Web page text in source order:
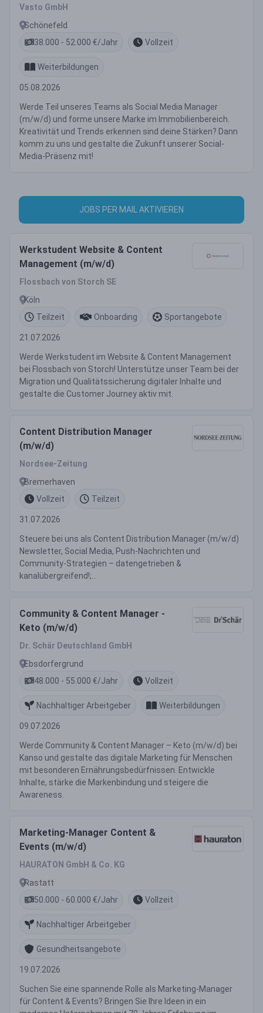
Vasto GmbH
Schönefeld
38.000 - 52.000 €/Jahr
Vollzeit
Weiterbildungen
05.08.2026
Werde Teil unseres Teams als Social Media Manager
(m/w/d) und forme unsere Marke im Immobilienbereich.
Kreativität und Trends erkennen sind deine Stärken? Dann
komm zu uns und gestalte die Zukunft unserer Social-
Media-Präsenz mit!
JOBS PER MAIL AKTIVIEREN
Werkstudent Website & Content
Management (m/w/d)
Flossbach von Storch SE
Köln
Teilzeit
Onboarding Sportangebote
21.07.2026
Werde Werkstudent im Website & Content Management
bei Flossbach von Storch! Unterstütze unser Team bei der
Migration und Qualitätssicherung digitaler Inhalte und
gestalte die Customer Journey aktiv mit.
Content Distribution Manager
(m/w/d)
Nordsee-Zeitung
Bremerhaven
Vollzeit
Teilzeit
31.07.2026
Steuere bei uns als Content Distribution Manager (m/w/d)
Newsletter, Social Media, Push-Nachrichten und
Community-Strategien – datengetrieben &
kanalübergreifend!;...
Community & Content Manager -
Keto (m/w/d)
Dr. Schär Deutschland GmbH
Ebsdorfergrund
48.000 - 55.000 €/Jahr
Vollzeit
Nachhaltiger Arbeitgeber Weiterbildungen
09.07.2026
Werde Community & Content Manager – Keto (m/w/d) bei
Kanso und gestalte das digitale Marketing für Menschen
mit besonderen Ernährungsbedürfnissen. Entwickle
Inhalte, stärke die Markenbindung und steigere die
Awareness.
Marketing-Manager Content &
Events (m/w/d)
HAURATON GmbH & Co. KG
Rastatt
50.000 - 60.000 €/Jahr
Vollzeit
Nachhaltiger Arbeitgeber
Gesundheitsangebote
19.07.2026
Suchen Sie eine spannende Rolle als Marketing-Manager
für Content & Events? Bringen Sie Ihre Ideen in ein